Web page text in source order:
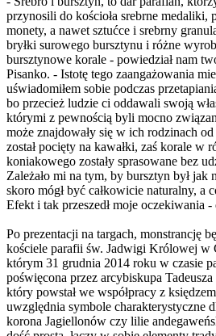
przynosili do kościoła srebrne medaliki,
monety, a nawet sztućce i srebrny
bryłki surowego bursztynu i różne
bursztynowe korale - powiedział nam
Pisanko. - Istotę tego zaangażowania
uświadomiłem sobie podczas
bo przecież ludzie ci oddawali swoją
którymi z pewnością byli mocno
może znajdowały się w ich rodzinach
został pocięty na kawałki, zaś korale w
koniakowego zostały sprasowane bez
Zależało mi na tym, by bursztyn był
skoro mógł być całkowicie naturalny, a
Efekt i tak przeszedł moje oczekiwania -
Po prezentacji na targach, monstrancję
kościele parafii św. Jadwigi Królowej w
którym 31 grudnia 2014 roku w czasie
poświęcona przez arcybiskupa
który powstał we współpracy z
uwzględnia symbole charakterystyczne
korona Jagiellonów czy lilie